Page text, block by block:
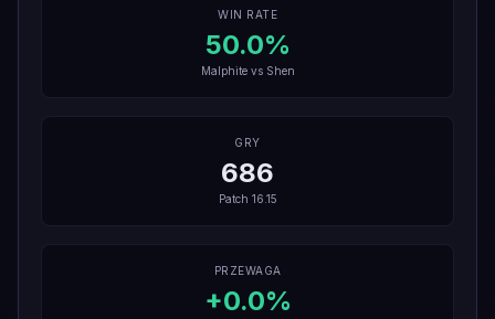
WIN RATE
50.0%
Malphitevs Shen
GRY
686
Patch 16.15
PRZEWAGA
+0.0%